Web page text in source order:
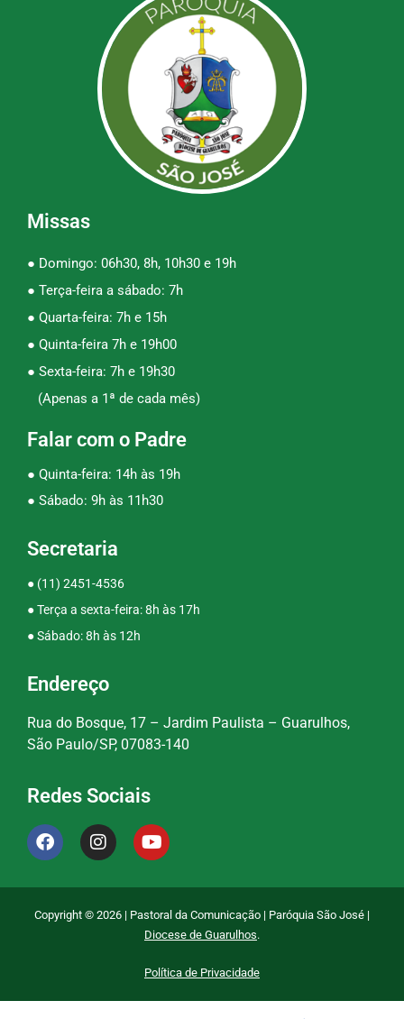
Missas
● Domingo: 06h30, 8h, 10h30 e 19h
● Terça-feira a sábado: 7h
● Quarta-feira: 7h e 15h
● Quinta-feira 7h e 19h00
● Sexta-feira: 7h e 19h30
(Apenas a 1ª de cada mês)
Falar com o Padre
● Quinta-feira: 14h às 19h
● Sábado: 9h às 11h30
Secretaria
● (11) 2451-4536
● Terça a sexta-feira: 8h às 17h
● Sábado: 8h às 12h
Endereço
Rua do Bosque, 17 – Jardim Paulista – Guarulhos,
São Paulo/SP, 07083-140
Redes Sociais
Copyright © 2026 | Pastoral da Comunicação | Paróquia São José |
Diocese de Guarulhos.
Política de Privacidade